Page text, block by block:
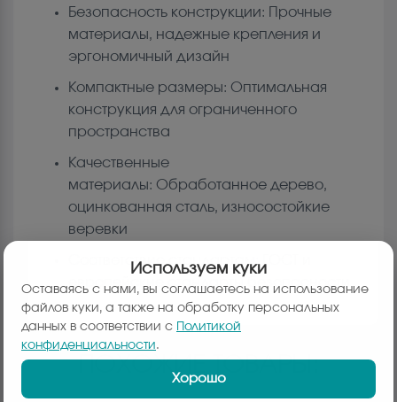
Безопасность конструкции: Прочные
материалы, надежные крепления и
эргономичный дизайн
Компактные размеры: Оптимальная
конструкция для ограниченного
пространства
Качественные
материалы: Обработанное дерево,
оцинкованная сталь, износостойкие
веревки
Соответствие стандартам: ГОСТ и
ПОХОЖИЕ ТОВАРЫ:
Используем куки
Оставаясь с нами, вы соглашаетесь на использование
файлов куки, а также на обработку персональных
данных в соответствии с
Политикой
конфиденциальности.
Хорошо